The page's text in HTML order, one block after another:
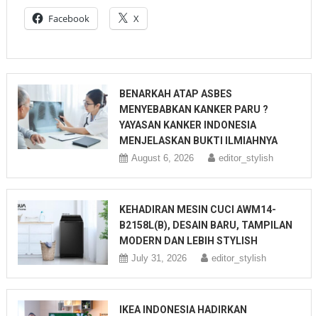
Facebook X
BENARKAH ATAP ASBES
MENYEBABKAN KANKER PARU ?
YAYASAN KANKER INDONESIA
MENJELASKAN BUKTI ILMIAHNYA
August 6, 2026 editor_stylish
KEHADIRAN MESIN CUCI AWM14-
B2158L(B), DESAIN BARU, TAMPILAN
MODERN DAN LEBIH STYLISH
July 31, 2026 editor_stylish
IKEA INDONESIA HADIRKAN